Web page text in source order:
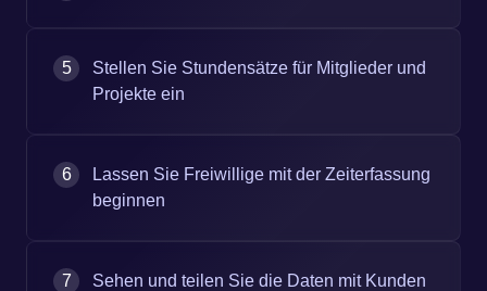
5
Stellen Sie Stundensätze für Mitglieder und
Projekte ein
6
Lassen Sie Freiwillige mit der Zeiterfassung
beginnen
7 Sehen und teilen Sie die Daten mit Kunden